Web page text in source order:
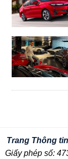
Trang Thông
Giấy phép số: